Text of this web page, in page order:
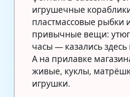
игрушечные
пластмассовые рыбки
привычные вещи:
часы — казались
А на прилавке
живые, куклы,
игрушки.